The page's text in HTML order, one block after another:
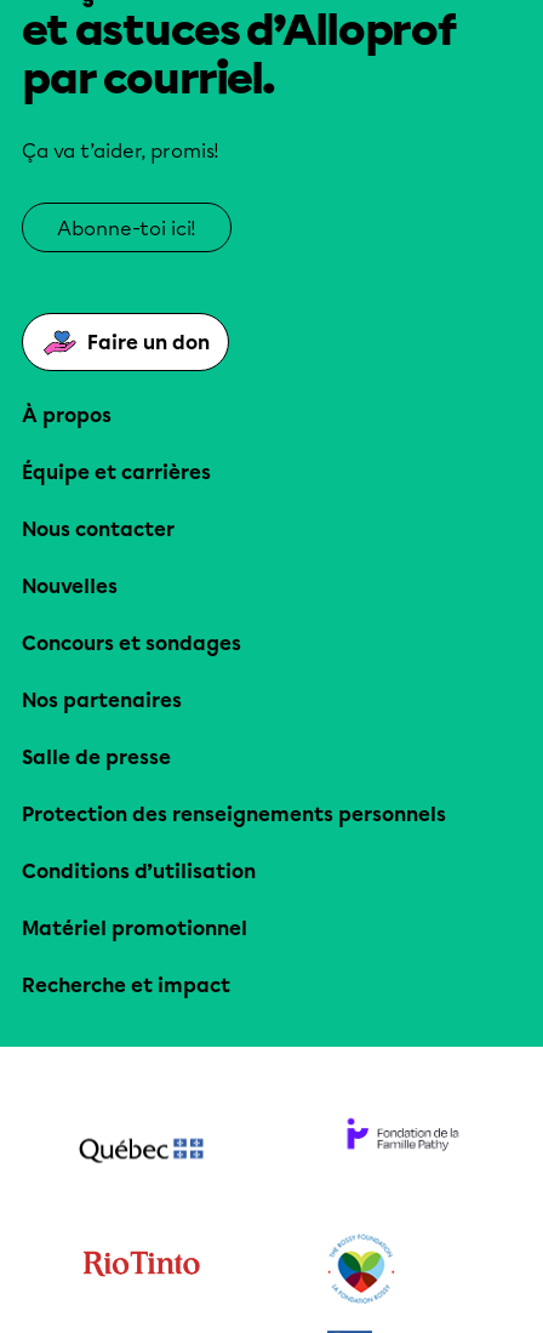
et astuces d’Alloprof
par courriel.
Ça va t’aider, promis!
Abonne-toi ici!
Faire un don
À propos
Équipe et carrières
Nous contacter
Nouvelles
Concours et sondages
Nos partenaires
Salle de presse
Protection des renseignements personnels
Conditions d’utilisation
Matériel promotionnel
Recherche et impact